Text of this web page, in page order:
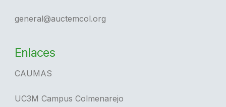
general@auctemcol.org
Enlaces
CAUMAS
UC3M Campus Colmenarejo